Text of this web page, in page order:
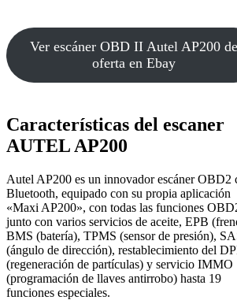
Ver escáner OBD II Autel AP200 de
oferta en Ebay
Características del escaner
AUTEL AP200
Autel AP200 es un innovador escáner OBD2
Bluetooth, equipado con su propia aplicación
«Maxi AP200», con todas las funciones
junto con varios servicios de aceite, EPB
BMS (batería), TPMS (sensor de presión),
(ángulo de dirección), restablecimiento del
(regeneración de partículas) y servicio IMMO
(programación de llaves antirrobo) hasta 19
funciones especiales.